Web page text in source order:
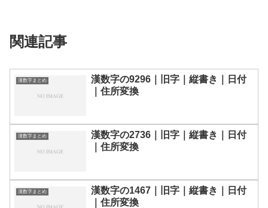
関連記事
漢数字まとめ
漢数字の9296｜旧字｜縦書き｜日付
｜住所変換
漢数字まとめ
漢数字の2736｜旧字｜縦書き｜日付
｜住所変換
漢数字まとめ
漢数字の1467｜旧字｜縦書き｜日付
｜住所変換